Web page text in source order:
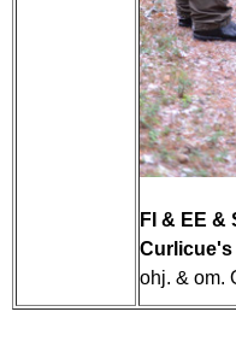
FI & EE &
Curlicue's
ohj. & om.